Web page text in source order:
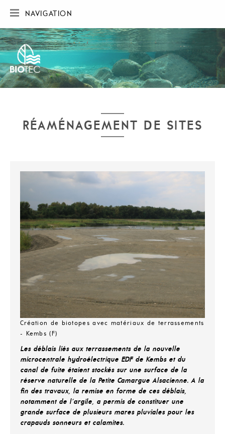
NAVIGATION
ACCUEIL
SOCIÉTÉ
RÉALISATIONS
CARTE DES RÉALISATIONS
CONTACT
RÉAMÉNAGEMENT DE SITES
Création de biotopes avec matériaux de terrassements
- Kembs (F)
Les déblais liés aux terrassements de la nouvelle
microcentrale hydroélectrique EDF de Kembs et du
canal de fuite étaient stockés sur une surface de la
réserve naturelle de la Petite Camargue Alsacienne. A la
fin des travaux, la remise en forme de ces déblais,
notamment de l'argile, a permis de constituer une
grande surface de plusieurs mares pluviales pour les
crapauds sonneurs et calamites.